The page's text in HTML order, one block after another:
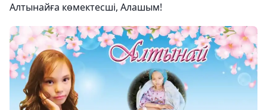
Алтынайға көмектесші, Алашым!